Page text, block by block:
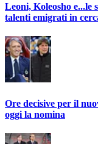
Leoni, Koleosho e...le
talenti emigrati in
Ore decisive per il
oggi la nomina